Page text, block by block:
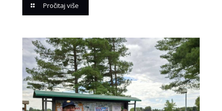
Pročitaj više